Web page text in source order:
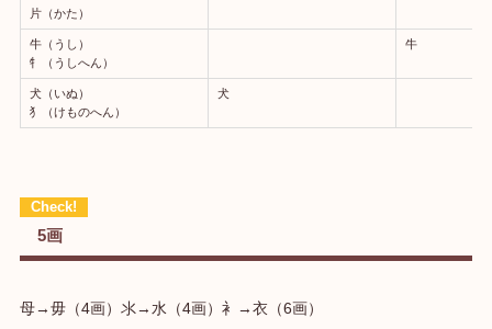
片（かた）
牛（うし）
牜（うしへん）
牛
犬（いぬ）
犭（けものへん）
犬
5画
母→毋（4画）氺→水（4画）衤→衣（6画）